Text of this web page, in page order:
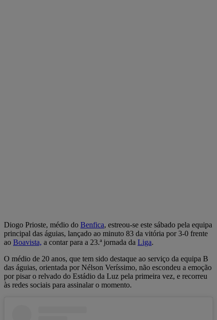
Diogo Prioste, médio do Benfica, estreou-se este sábado pela equipa
principal das águias, lançado ao minuto 83 da vitória por 3-0 frente
ao Boavista, a contar para a 23.ª jornada da Liga.
O médio de 20 anos, que tem sido destaque ao serviço da equipa B
das águias, orientada por Nélson Veríssimo, não escondeu a emoção
por pisar o relvado do Estádio da Luz pela primeira vez, e recorreu
às redes sociais para assinalar o momento.